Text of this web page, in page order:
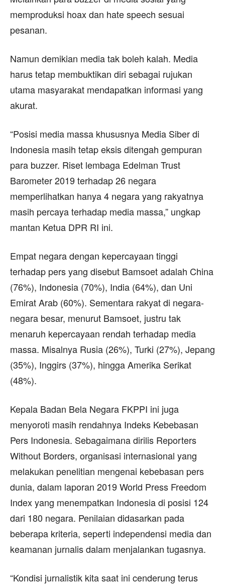
memproduksi hoax dan hate speech sesuai
pesanan.
Namun demikian media tak boleh kalah. Media
harus tetap membuktikan diri sebagai rujukan
utama masyarakat mendapatkan informasi yang
akurat.
“Posisi media massa khususnya Media Siber di
Indonesia masih tetap eksis ditengah gempuran
para buzzer. Riset lembaga Edelman Trust
Barometer 2019 terhadap 26 negara
memperlihatkan hanya 4 negara yang rakyatnya
masih percaya terhadap media massa,” ungkap
mantan Ketua DPR RI ini.
Empat negara dengan kepercayaan tinggi
terhadap pers yang disebut Bamsoet adalah China
(76%), Indonesia (70%), India (64%), dan Uni
Emirat Arab (60%). Sementara rakyat di negara-
negara besar, menurut Bamsoet, justru tak
menaruh kepercayaan rendah terhadap media
massa. Misalnya Rusia (26%), Turki (27%), Jepang
(35%), Inggirs (37%), hingga Amerika Serikat
(48%).
Kepala Badan Bela Negara FKPPI ini juga
menyoroti masih rendahnya Indeks Kebebasan
Pers Indonesia. Sebagaimana dirilis Reporters
Without Borders, organisasi internasional yang
melakukan penelitian mengenai kebebasan pers
dunia, dalam laporan 2019 World Press Freedom
Index yang menempatkan Indonesia di posisi 124
dari 180 negara. Penilaian didasarkan pada
beberapa kriteria, seperti independensi media dan
keamanan jurnalis dalam menjalankan tugasnya.
“Kondisi jurnalistik kita saat ini cenderung terus